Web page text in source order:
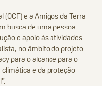
(OCF) e a Amigos da Terra
busca de uma pessoa
e apoio às atividades
no âmbito do projeto
para o alcance para o
e da proteção